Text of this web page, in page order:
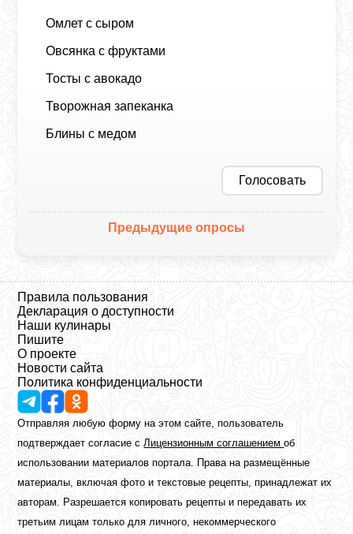
Омлет с сыром
Овсянка с фруктами
Тосты с авокадо
Творожная запеканка
Блины с медом
Голосовать
Предыдущие опросы
Правила пользования
Декларация о доступности
Наши кулинары
Пишите
О проекте
Новости сайта
Политика конфиденциальности
Отправляя любую форму на этом сайте, пользователь
подтверждает согласие сЛицензионным соглашениемоб
использовании материалов портала. Права на размещённые
материалы, включая фото и текстовые рецепты, принадлежат их
авторам. Разрешается копировать рецепты и передавать их
третьим лицам только для личного, некоммерческого